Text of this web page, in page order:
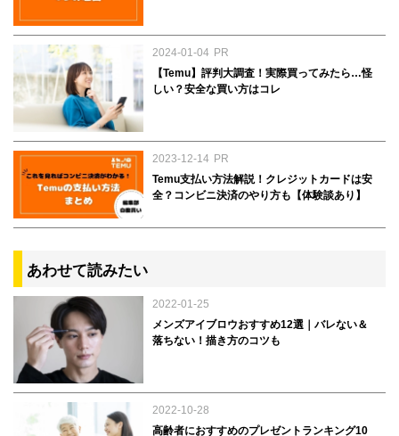
2024-01-04 PR
【Temu】評判大調査！実際買ってみたら…怪
しい？安全な買い方はコレ
2023-12-14 PR
Temu支払い方法解説！クレジットカードは安
全？コンビニ決済のやり方も【体験談あり】
あわせて読みたい
2022-01-25
メンズアイブロウおすすめ12選｜バレない＆
落ちない！描き方のコツも
2022-10-28
高齢者におすすめのプレゼントランキング10